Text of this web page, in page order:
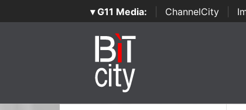
▾ G11 Media: ChannelCity